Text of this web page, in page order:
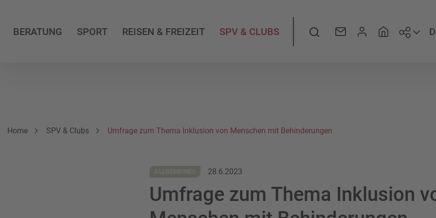
BERATUNG SPORT REISEN & FREIZEIT SPV & CLUBS Suche
Breadcrumbnavigation
Sie befinden sich hier:
Home SPV & Clubs Umfrage zum Thema Inklusion von Menschen mit Behinderungen
ALLGEMEINES 28.6.2023
Umfrage zum Thema Inklusion